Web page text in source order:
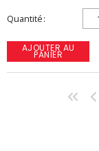
Quantité
AJOUTER AU
PANIER